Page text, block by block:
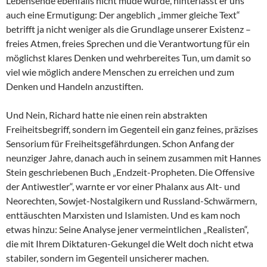
auch eine Ermutigung: Der angeblich „immer gleiche Text“
betrifft ja nicht weniger als die Grundlage unserer Existenz –
freies Atmen, freies Sprechen und die Verantwortung für ein
möglichst klares Denken und wehrbereites Tun, um damit so
viel wie möglich andere Menschen zu erreichen und zum
Denken und Handeln anzustiften.
Und Nein, Richard hatte nie einen rein abstrakten
Freiheitsbegriff, sondern im Gegenteil ein ganz feines, präzises
Sensorium für Freiheitsgefährdungen. Schon Anfang der
neunziger Jahre, danach auch in seinem zusammen mit Hannes
Stein geschriebenen Buch „Endzeit-Propheten. Die Offensive
der Antiwestler“, warnte er vor einer Phalanx aus Alt- und
Neorechten, Sowjet-Nostalgikern und Russland-Schwärmern,
enttäuschten Marxisten und Islamisten. Und es kam noch
etwas hinzu: Seine Analyse jener vermeintlichen „Realisten“,
die mit Ihrem Diktaturen-Gekungel die Welt doch nicht etwa
stabiler, sondern im Gegenteil unsicherer machen.